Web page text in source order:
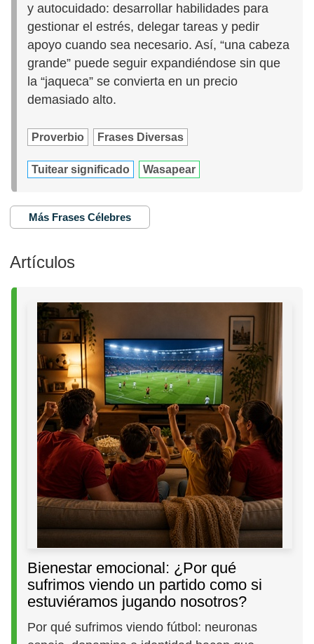
y autocuidado: desarrollar habilidades para
gestionar el estrés, delegar tareas y pedir
apoyo cuando sea necesario. Así, “una cabeza
grande” puede seguir expandiéndose sin que
la “jaqueca” se convierta en un precio
demasiado alto.
Proverbio Frases Diversas
Tuitear significado Wasapear
Más Frases Célebres
Artículos
Bienestar emocional: ¿Por qué
sufrimos viendo un partido como si
estuviéramos jugando nosotros?
Por qué sufrimos viendo fútbol: neuronas